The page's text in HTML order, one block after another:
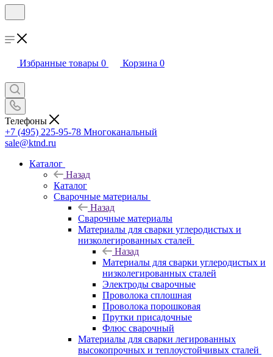
Избранные товары 0 Корзина 0
Телефоны
+7 (495) 225-95-78 Многоканальный
sale@ktnd.ru
Каталог
Назад
Каталог
Сварочные материалы
Назад
Сварочные материалы
Материалы для сварки углеродистых и
низколегированных сталей
Назад
Материалы для сварки углеродистых и
низколегированных сталей
Электроды сварочные
Проволока сплошная
Проволока порошковая
Прутки присадочные
Флюс сварочный
Материалы для сварки легированных
высокопрочных и теплоустойчивых сталей